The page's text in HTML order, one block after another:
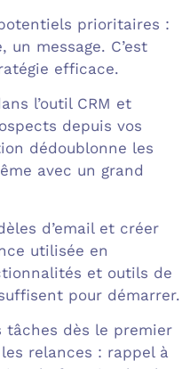
prioritaires :
message. C’est
efficace.
l’outil CRM et
depuis vos
dédoublonne les
avec un grand
d’email et créer
utilisée en
et outils de
pour démarrer.
tâches dès le premier
relances : rappel à